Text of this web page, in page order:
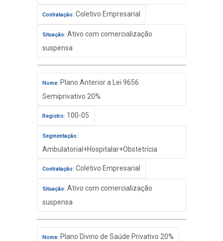
Contratação: Coletivo Empresarial
Situação: Ativo com comercialização
suspensa
Nome: Plano Anterior a Lei 9656
Semiprivativo 20%
Registro: 100-05
Segmentação:
Ambulatorial+Hospitalar+Obstetrícia
Contratação: Coletivo Empresarial
Situação: Ativo com comercialização
suspensa
Nome: Plano Divino de Saúde Privativo 20%